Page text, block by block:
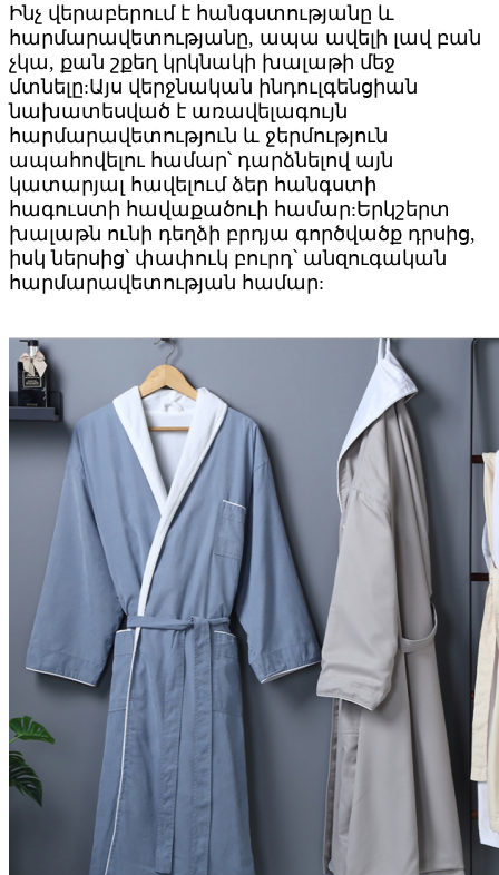
Ինչ վերաբերում է հանգստությանը և
հարմարավետությանը, ապա ավելի լավ բան
չկա, քան շքեղ կրկնակի խալաթի մեջ
մտնելը:Այս վերջնական ինդուլգենցիան
նախատեսված է առավելագույն
հարմարավետություն և ջերմություն
ապահովելու համար՝ դարձնելով այն
կատարյալ հավելում ձեր հանգստի
հագուստի հավաքածուի համար:Երկշերտ
խալաթն ունի դեղձի բրդյա գործվածք դրսից,
իսկ ներսից՝ փափուկ բուրդ՝ անզուգական
հարմարավետության համար: